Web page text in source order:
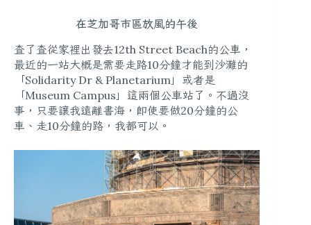
在芝加哥市區放風的午後
查了查從家裡出發去12th Street Beach的公車，
最近的一站大概是需要走路10分鐘才能到沙灘的
「Solidarity Dr & Planetarium」或者是
「Museum Campus」這兩個公車站 了。不過沒
事，只要讓我遠離書海，即使要做20分鐘的公
車、走10分鐘的路，我都可以。